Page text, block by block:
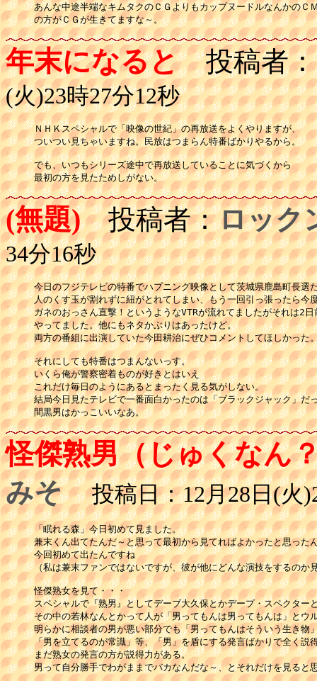
あんな中途半端なキムタクのＣＧよりもカップヌードルなんかのＣ
の方がＣＧが生きてますな～。
年末になると投稿者：
(火)23時27分12秒
ＮＨＫスペシャルで「映像の世紀」の再放送をよくやりますが、
ついつい見ちゃいますね。民放はつまらん特番ばかりやるから。
でも、いつもシリーズ途中で再放送していることに気づくから
(無題)投稿者：ロック
34分16秒
今日のフジテレビの特番でハプニング映像として茨城県鹿島町長選
人のくす玉が割れずに紐がとれてしまい、もう一回引っ張ったら今
ガネのおっさん直撃！というようなVTRが流れてましたがそれは2日
やってました。他にもネタかぶりはあったけど。
両方の番組に出演していた今田耕治にぜひコメントしてほしかった
それにしても特番はつまんないっす。
いくら俺が警察密着ものが好きとはいえ
これだけ毎日のようにあるとまったく見る気がしない。
結局今日見たテレビで一番面白かったのは「ブラックジャック」だ
間黒男はかっこいいなあ。
怪傑熟男（じゅくなん
みそ 投稿日：12月28日(火
「眠れる森」今日初めて見ました。
兼末くん出てたんだ～と思って最初から見てればよかったと思った
今回初めて出たんですね
（私は兼末ファンではないですが、彼が他にどんな演技をするのか
怪傑熟女を見て・・・
スペシャルで『熟男』としてデーブ大久保とかデープ・スペクター
その中の若林なんとかって人が「男ってもんは男ってもんは」とウ
明らかに相談者の男が悪い部分でも「男ってもんはそういう生き物
「男を立てるのが常識」等、「男」を盾にする発言ばかりで全く説
まだ熟女の発言の方が説得力がある。